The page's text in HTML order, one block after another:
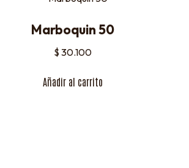
Marboquin 50
$ 30.100
Añadir al carrito